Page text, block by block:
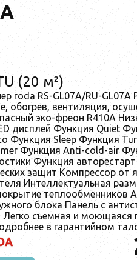
(20 м²)
roda RS-GL07A/RU-
обогрев, вентиляция,
эко-фреон R410A
дисплей Функция Quiet
Функция Sleep Функция
Функция Anti-cold-air
Функция
защит Компрессор от
Интеллектуальная
теплообменников
блока Панель с
съемная и моющаяся
в гарантийном